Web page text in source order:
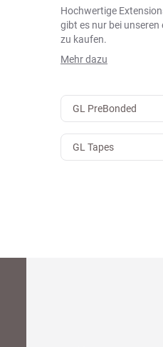
Hochwertige
gibt es nur bei
zu kaufen.
Mehr dazu
GL PreBonded
GL Tapes